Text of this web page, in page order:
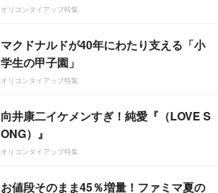
オリコンタイアップ特集
マクドナルドが40年にわたり支える「小
学生の甲子園」
オリコンタイアップ特集
向井康二イケメンすぎ！純愛『（LOVE S
ONG）』
オリコンタイアップ特集
お値段そのまま45％増量！ファミマ夏の